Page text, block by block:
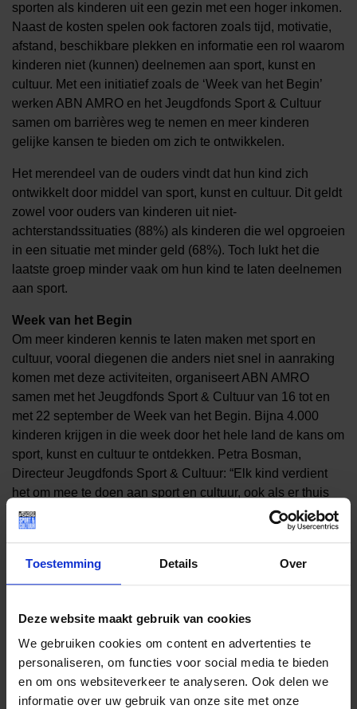
Toestemming Details Over
Deze website maakt gebruik van cookies
We gebruiken cookies om content en advertenties te
personaliseren, om functies voor social media te bieden
en om ons websiteverkeer te analyseren. Ook delen we
informatie over uw gebruik van onze site met onze
sporten als kinderen uit een gezin met een hoger inkomen.
Naast de kosten spelen ook factoren zoals tijd, motivatie,
afstand, beschikbare plekken en informatie een rol waarom
kinderen niet (kunnen) deelnemen aan sport, kunst en
cultuur. Met een initiatief zoals de ‘Week van het Begin’
werken ABN AMRO en het Jeugdfonds Sport & Cultuur
samen om barrières weg te nemen en meer kinderen
gelijke kansen te bieden om zich te ontwikkelen.
Het merendeel van de ouders vindt dat hun kind zich
ontwikkelt door middel van sport, kunst en cultuur. Dit geldt
zowel voor ouders van kinderen uit niet-
achterstandssituaties (88%) als kinderen die wel opgroeien
in een situatie met minder geld (68%). Toch lukt het die
laatste groep minder vaak om hun kind te laten deelnemen
aan sport.
Week van het Begin
Om meer kinderen kennis te laten maken met sport en
cultuur, vooral diegenen die anders niet snel in aanraking
komen met deze activiteiten, organiseert ABN AMRO
samen met het Jeugdfonds Sport & Cultuur van 16 tot en
met 22 september de Week van het Begin. Bijna 4.000
kinderen krijgen in die week door het hele land de kans om
sport, kunst en cultuur te ontdekken. Petra Bosman,
Directeur Jeugdfonds Sport & Cultuur: “Elk kind verdient
het om mee te doen aan sport en cultuur, ook als er thuis
weinig geld is, of er andere drempels zijn. Tijdens de Week
van het Begin ontdekken kinderen hoe leuk en waardevol
Juist daarom is het zo belangrijk dat ouders een plek zoals
het Jeugdfonds weten te vinden. Zo kunnen we structureel
bieden om mee te doen.”
Lees meer nieuws